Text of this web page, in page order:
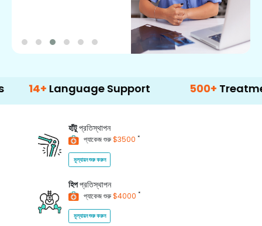
Language Support 500+ Treatment
হাঁটুপ্রতিস্থাপন
প্যাকেজ শুরু$3500 *
মূল্যায়ন শুরু করুন
হিপপ্রতিস্থাপন
প্যাকেজ শুরু$4000 *
মূল্যায়ন শুরু করুন